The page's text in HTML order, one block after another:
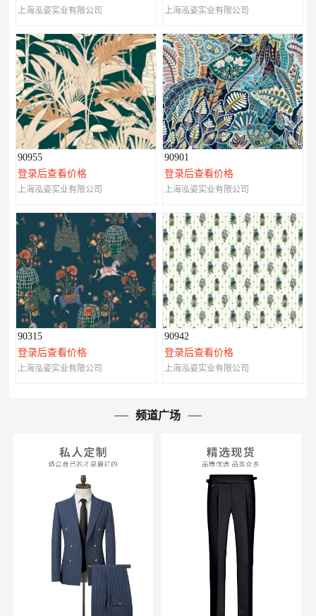
上海泓姿实业有限公司 上海泓姿实业有限公司
90955
登录后查看价格
上海泓姿实业有限公司
90901
登录后查看价格
上海泓姿实业有限公司
90315
登录后查看价格
上海泓姿实业有限公司
90942
登录后查看价格
上海泓姿实业有限公司
频道广场